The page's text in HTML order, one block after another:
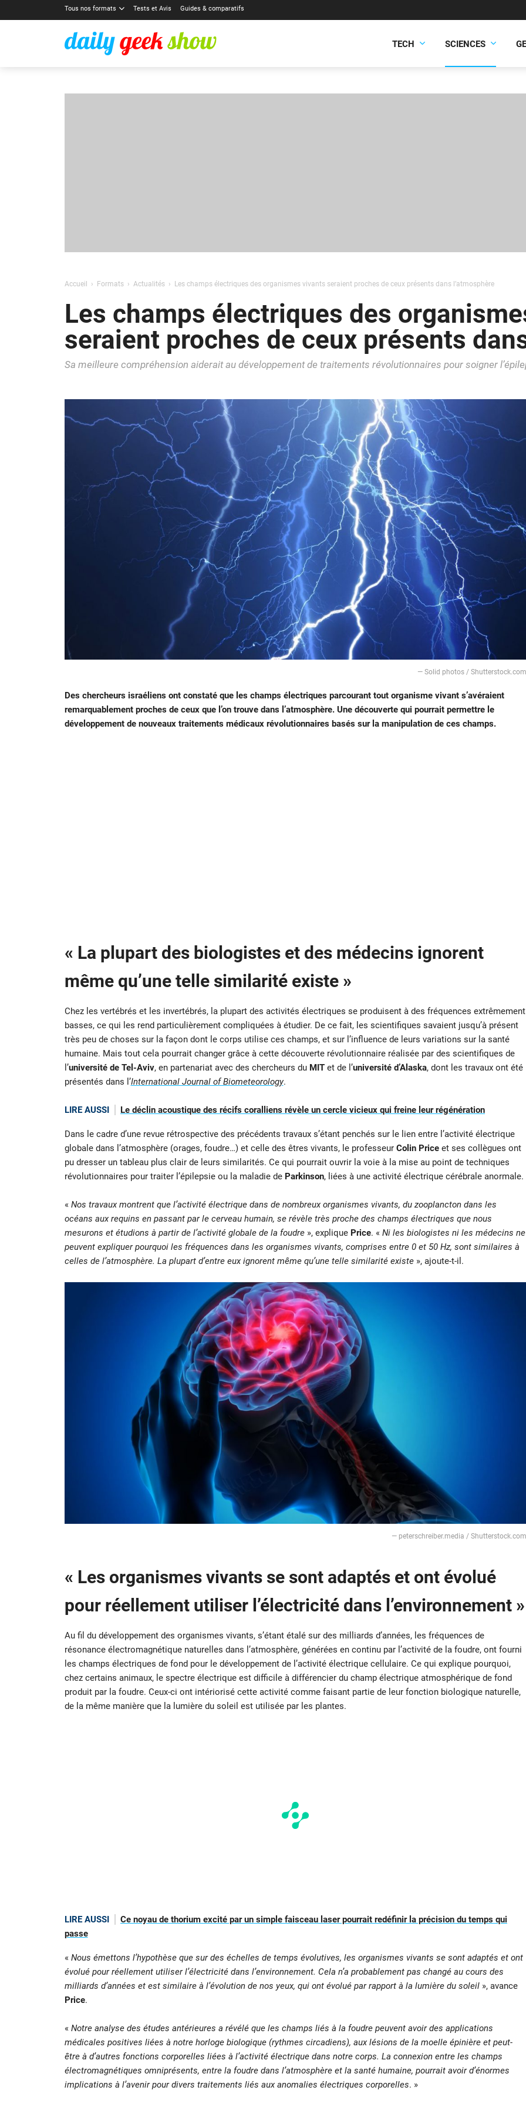
Tous nos formats Tests et Avis Guides & comparatifs
TECH SCIENCES
Accueil Formats Actualités Les champs électriques des organismes vivants seraient proches de ceux présents dans l’atmosphère
Les champs électriques des
seraient proches de ceux présents
Sa meilleure compréhension aiderait au développement de traitements révolutionnaires pour soigner
— Solid photos / Shutterstock.com
Des chercheurs israéliens ont constaté que les champs électriques parcourant tout organisme vivant s’avéraient
remarquablement proches de ceux que l’on trouve dans l’atmosphère. Une découverte qui pourrait permettre le
développement de nouveaux traitements médicaux révolutionnaires basés sur la manipulation de ces champs.
« La plupart des biologistes et des médecins ignorent
même qu’une telle similarité existe »
Chez les vertébrés et les invertébrés, la plupart des activités électriques se produisent à des fréquences extrêmement
basses, ce qui les rend particulièrement compliquées à étudier. De ce fait, les scientifiques savaient jusqu’à présent
très peu de choses sur la façon dont le corps utilise ces champs, et sur l’influence de leurs variations sur la santé
humaine. Mais tout cela pourrait changer grâce à cette découverte révolutionnaire réalisée par des scientifiques de
l’université de Tel-Aviv, en partenariat avec des chercheurs du MIT et de l’université d’Alaska, dont les travaux ont été
présentés dans l’International Journal of Biometeorology.
LIRE AUSSI Le déclin acoustique des récifs coralliens révèle un cercle vicieux qui freine leur régénération
Dans le cadre d’une revue rétrospective des précédents travaux s’étant penchés sur le lien entre l’activité électrique
globale dans l’atmosphère (orages, foudre…) et celle des êtres vivants, le professeur Colin Priceet ses collègues ont
pu dresser un tableau plus clair de leurs similarités. Ce qui pourrait ouvrir la voie à la mise au point de techniques
révolutionnaires pour traiter l’épilepsie ou la maladie de Parkinson, liées à une activité électrique cérébrale anormale.
« Nos travaux montrent que l’activité électrique dans de nombreux organismes vivants, du zooplancton dans les
océans aux requins en passant par le cerveau humain, se révèle très proche des champs électriques que nous
mesurons et étudions à partir de l’activité globale de la foudre», explique Price. « Ni les biologistes ni les médecins ne
peuvent expliquer pourquoi les fréquences dans les organismes vivants, comprises entre 0 et 50 Hz, sont similaires à
celles de l’atmosphère. La plupart d’entre eux ignorent même qu’une telle similarité existe», ajoute-t-il.
― peterschreiber.media / Shutterstock.com
« Les organismes vivants se sont adaptés et ont évolué
pour réellement utiliser l’électricité dans l’environnement »
Au fil du développement des organismes vivants, s’étant étalé sur des milliards d’années, les fréquences de
résonance électromagnétique naturelles dans l’atmosphère, générées en continu par l’activité de la foudre, ont fourni
les champs électriques de fond pour le développement de l’activité électrique cellulaire. Ce qui explique pourquoi,
chez certains animaux, le spectre électrique est difficile à différencier du champ électrique atmosphérique de fond
produit par la foudre. Ceux-ci ont intériorisé cette activité comme faisant partie de leur fonction biologique naturelle,
de la même manière que la lumière du soleil est utilisée par les plantes.
LIRE AUSSI
Ce noyau de thorium excité par un simple faisceau laser pourrait redéfinir la précision du temps qui
passe
« Nous émettons l’hypothèse que sur des échelles de temps évolutives, les organismes vivants se sont adaptés et ont
évolué pour réellement utiliser l’électricité dans l’environnement. Cela n’a probablement pas changé au cours des
milliards d’années et est similaire à l’évolution de nos yeux, qui ont évolué par rapport à la lumière du soleil», avance
Price.
« Notre analyse des études antérieures a révélé que les champs liés à la foudre peuvent avoir des applications
médicales positives liées à notre horloge biologique (rythmes circadiens), aux lésions de la moelle épinière et peut-
être à d’autres fonctions corporelles liées à l’activité électrique dans notre corps. La connexion entre les champs
électromagnétiques omniprésents, entre la foudre dans l’atmosphère et la santé humaine, pourrait avoir d’énormes
implications à l’avenir pour divers traitements liés aux anomalies électriques corporelles. »